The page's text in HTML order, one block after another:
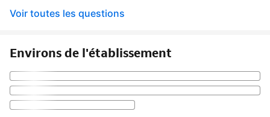
Voir toutes les questions
Environs de l'établissement